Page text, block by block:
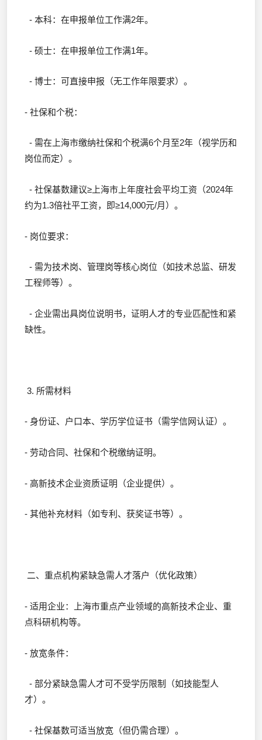
- 本科：在申报单位工作满2年。
- 硕士：在申报单位工作满1年。
- 博士：可直接申报（无工作年限要求）。
- 社保和个税：
- 需在上海市缴纳社保和个税满6个月至2年（视学历和
岗位而定）。
- 社保基数建议≥上海市上年度社会平均工资（2024年
约为1.3倍社平工资，即≥14,000元/月）。
- 岗位要求：
- 需为技术岗、管理岗等核心岗位（如技术总监、研发
工程师等）。
- 企业需出具岗位说明书，证明人才的专业匹配性和紧
缺性。
3. 所需材料
- 身份证、户口本、学历学位证书（需学信网认证）。
- 劳动合同、社保和个税缴纳证明。
- 高新技术企业资质证明（企业提供）。
- 其他补充材料（如专利、获奖证书等）。
二、重点机构紧缺急需人才落户（优化政策）
- 适用企业：上海市重点产业领域的高新技术企业、重
点科研机构等。
- 放宽条件：
- 部分紧缺急需人才可不受学历限制（如技能型人
才）。
- 社保基数可适当放宽（但仍需合理）。